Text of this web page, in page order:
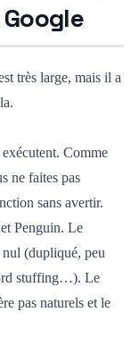
très large, mais il a
Comme
ne faites pas
sans avertir.
Penguin. Le
(dupliqué, peu
stuffing…). Le
pas naturels et le